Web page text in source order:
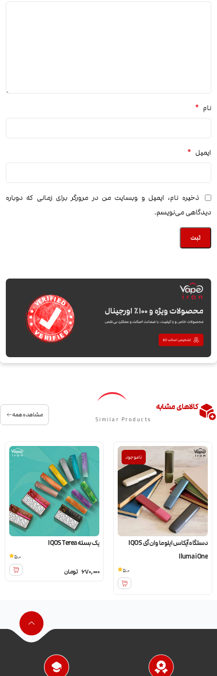
نام *
ایمیل *
ذخیره نام، ایمیل و وبسایت من در مرورگر برای زمانی که دوباره
دیدگاهی می‌نویسم.
کالاهای مشابه
Similar Products
مشاهده همه
ناموجود
دستگاه آیکاس ایلوما وان آی IQOS یک بسته IQOS Terea
تومان
یک بسته IQOS heets